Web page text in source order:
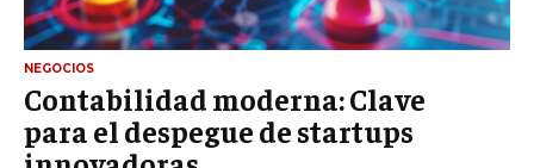
NEGOCIOS
Contabilidad moderna: Clave
para el despegue de startups